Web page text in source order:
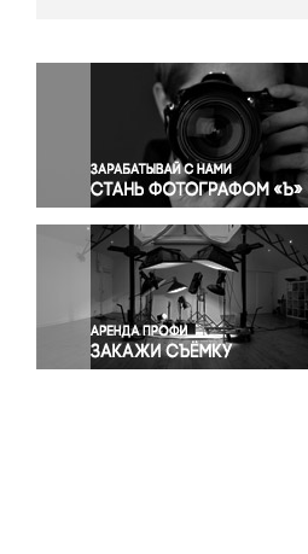
Окружающая среда
Политика
Правосудие
Происшествия и конфликты
Религия
Светская жизнь
Спорт
Экология
Экономика и бизнес